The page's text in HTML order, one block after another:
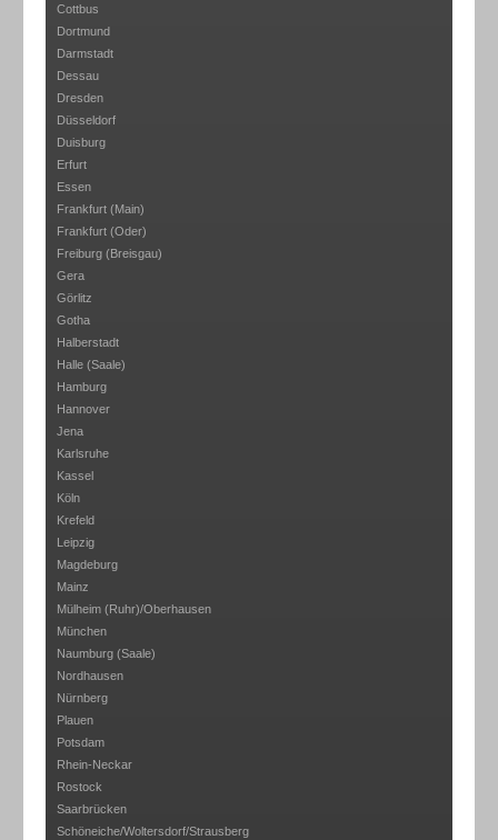
Cottbus
Dortmund
Darmstadt
Dessau
Dresden
Düsseldorf
Duisburg
Erfurt
Essen
Frankfurt (Main)
Frankfurt (Oder)
Freiburg (Breisgau)
Gera
Görlitz
Gotha
Halberstadt
Halle (Saale)
Hamburg
Hannover
Jena
Karlsruhe
Kassel
Köln
Krefeld
Leipzig
Magdeburg
Mainz
Mülheim (Ruhr)/Oberhausen
München
Naumburg (Saale)
Nordhausen
Nürnberg
Plauen
Potsdam
Rhein-Neckar
Rostock
Saarbrücken
Schöneiche/Woltersdorf/Strausberg